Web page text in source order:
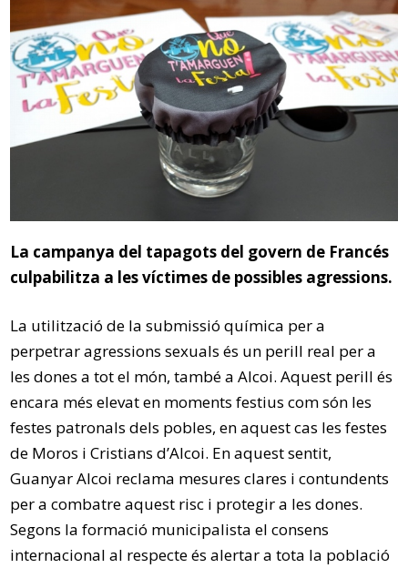
La campanya del tapagots del govern de Francés
culpabilitza a les víctimes de possibles agressions.
La utilització de la submissió química per a
perpetrar agressions sexuals és un perill real per a
les dones a tot el món, també a Alcoi. Aquest perill és
encara més elevat en moments festius com són les
festes patronals dels pobles, en aquest cas les festes
de Moros i Cristians d’Alcoi. En aquest sentit,
Guanyar Alcoi reclama mesures clares i contundents
per a combatre aquest risc i protegir a les dones.
Segons la formació municipalista el consens
internacional al respecte és alertar a tota la població